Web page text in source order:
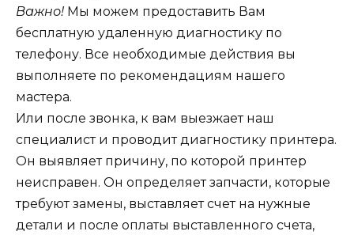
Важно! Мы можем предоставить Вам
бесплатную удаленную диагностику по
телефону. Все необходимые действия вы
выполняете по рекомендациям нашего
мастера.
Или после звонка, к вам выезжает наш
специалист и проводит диагностику принтера.
Он выявляет причину, по которой принтер
неисправен. Он определяет запчасти, которые
требуют замены, выставляет счет на нужные
детали и после оплаты выставленного счета,